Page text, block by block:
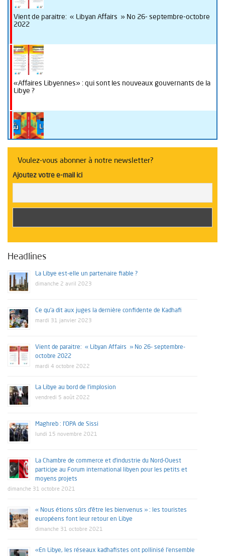
Vient de paraitre: « Libyan Affairs » No 26- septembre-octobre
2022
«Affaires Libyennes» : qui sont les nouveaux gouvernants de la
Libye ?
Table ronde sur l’enseignement en Libye
Voulez-vous abonner à notre newsletter?
Ajoutez votre e-mail ici
Headlines
La Libye est-elle un partenaire fiable ?
dimanche 2 avril 2023
Ce qu’a dit aux juges la dernière confidente de Kadhafi
mardi 31 janvier 2023
Vient de paraitre: « Libyan Affairs » No 26- septembre-
octobre 2022
mardi 4 octobre 2022
La Libye au bord de l’implosion
vendredi 5 août 2022
Maghreb : l’OPA de Sissi
lundi 15 novembre 2021
La Chambre de commerce et d’industrie du Nord-Ouest
participe au Forum international libyen pour les petits et
moyens projets
dimanche 31 octobre 2021
« Nous étions sûrs d’être les bienvenus » : les touristes
européens font leur retour en Libye
dimanche 31 octobre 2021
«En Libye, les réseaux kadhafistes ont pollinisé l’ensemble